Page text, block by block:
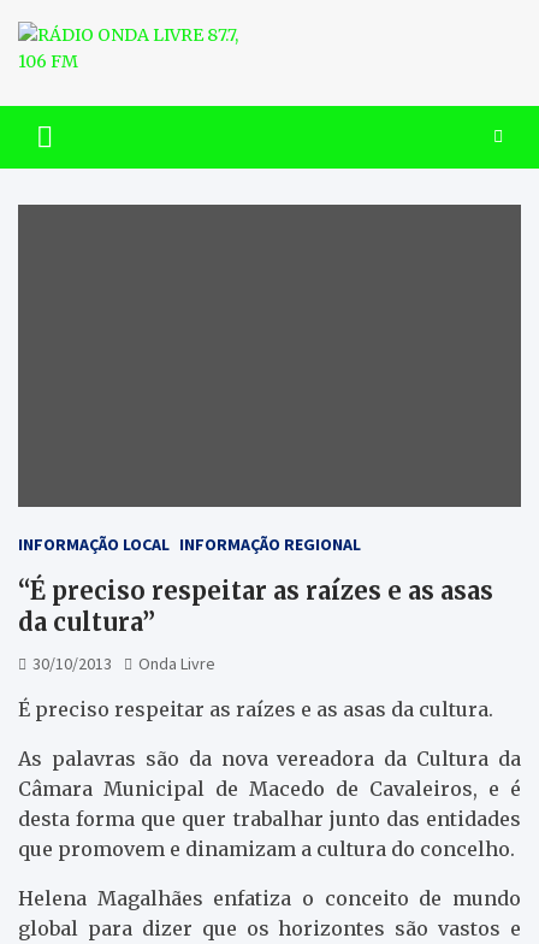
content
RÁDIO ONDA LIVRE 87.7, 106
FM
INFORMAÇÃO LOCAL INFORMAÇÃO REGIONAL
“É preciso respeitar as raízes e as asas
da cultura”
30/10/2013 Onda Livre
É preciso respeitar as raízes e as asas da cultura.
As palavras são da nova vereadora da Cultura da
Câmara Municipal de Macedo de Cavaleiros, e é
desta forma que quer trabalhar junto das entidades
que promovem e dinamizam a cultura do concelho.
Helena Magalhães enfatiza o conceito de mundo
global para dizer que os horizontes são vastos e